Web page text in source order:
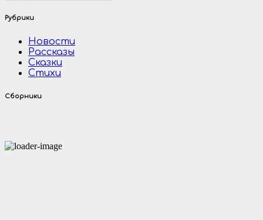
Рубрики
Новости
Рассказы
Сказки
Стихи
Сборники